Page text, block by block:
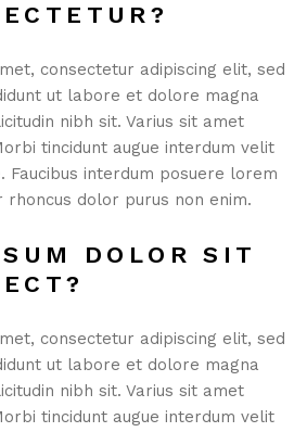
consectetur adipiscing elit, sed
ut labore et dolore magna
nibh sit. Varius sit amet
tincidunt augue interdum velit
Faucibus interdum posuere lorem
dolor purus non enim.
DOLOR SIT
consectetur adipiscing elit, sed
ut labore et dolore magna
nibh sit. Varius sit amet
tincidunt augue interdum velit